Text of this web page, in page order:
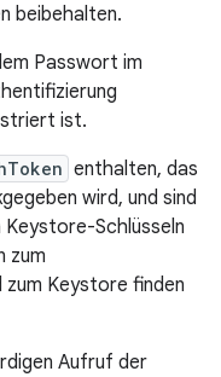
beibehalten.
Passwort im
ist.
enthalten, das
wird, und sind
Keystore-Schlüsseln
zum
Keystore finden
Aufruf der